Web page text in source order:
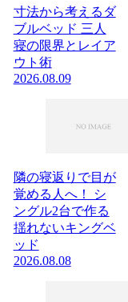
寸法から考えるダ
ブルベッド 三人
寝の限界とレイア
ウト術
2026.08.09
隣の寝返りで目が
覚める人へ！ シ
ングル2台で作る
揺れないキングベ
ッド
2026.08.08